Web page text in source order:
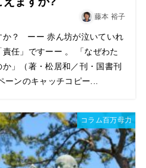
藤本 裕子
か？ ーー 赤ん坊が泣いていれ
任」ですーー 。 「なぜわた
」（著・松居和／刊・国書刊
ーンのキャッチコピー...
コラム百万母力